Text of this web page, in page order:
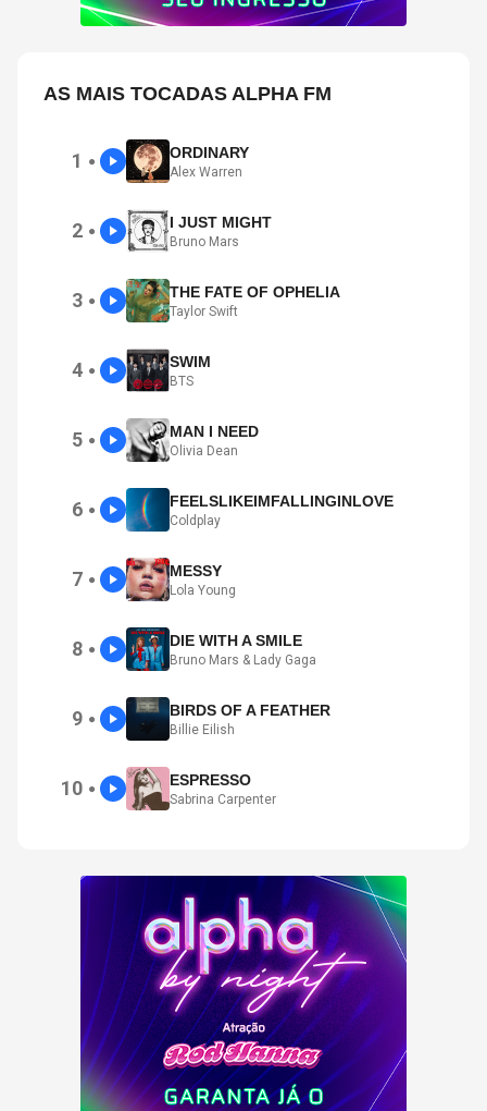
AS MAIS TOCADAS ALPHA FM
1 ● ORDINARY
Alex Warren
2 ● I JUST MIGHT
Bruno Mars
3 ● THE FATE OF OPHELIA
Taylor Swift
4 ● SWIM
BTS
5 ● MAN I NEED
Olivia Dean
6 ● FEELSLIKEIMFALLINGINLOVE
Coldplay
7 ● MESSY
Lola Young
8 ● DIE WITH A SMILE
Bruno Mars & Lady Gaga
9 ● BIRDS OF A FEATHER
Billie Eilish
10 ● ESPRESSO
Sabrina Carpenter